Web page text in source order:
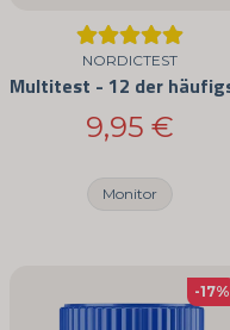
NORDICTEST
9,95 €
Monitor
-17%